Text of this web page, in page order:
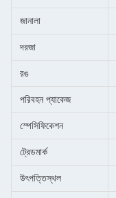
জানালা
দরজা
রঙ
পরিবহন প্যাকেজ
স্পেসিফিকেশন
ট্রেডমার্ক
উৎপত্তিস্থল